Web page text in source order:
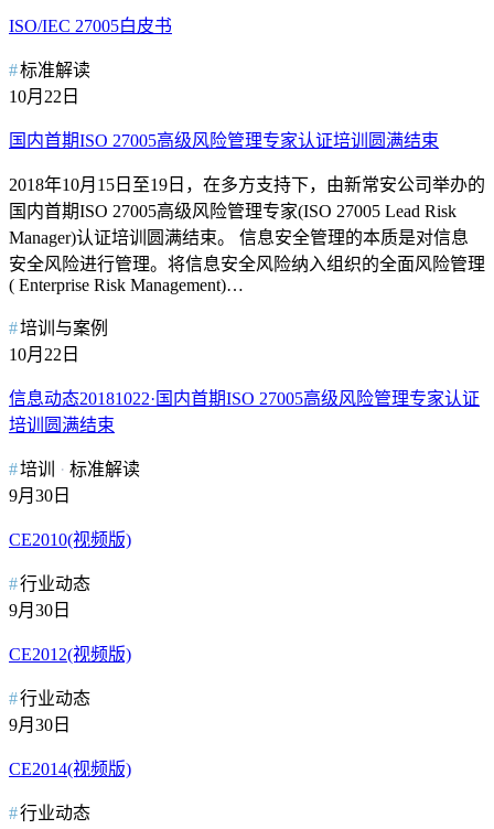
ISO/IEC 27005白皮书
标准解读
10月22日
国内首期ISO 27005高级风险管理专家认证培训圆满结束
2018年10月15日至19日，在多方支持下，由新常安公司举办的
国内首期ISO 27005高级风险管理专家(ISO 27005 Lead Risk
Manager)认证培训圆满结束。 信息安全管理的本质是对信息
安全风险进行管理。将信息安全风险纳入组织的全面风险管理
( Enterprise Risk Management)…
培训与案例
10月22日
信息动态20181022·国内首期ISO 27005高级风险管理专家认证
培训圆满结束
培训
标准解读
9月30日
CE2010(视频版)
行业动态
9月30日
CE2012(视频版)
行业动态
9月30日
CE2014(视频版)
行业动态